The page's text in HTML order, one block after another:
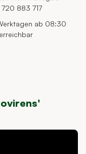
883 717
ab 08:30